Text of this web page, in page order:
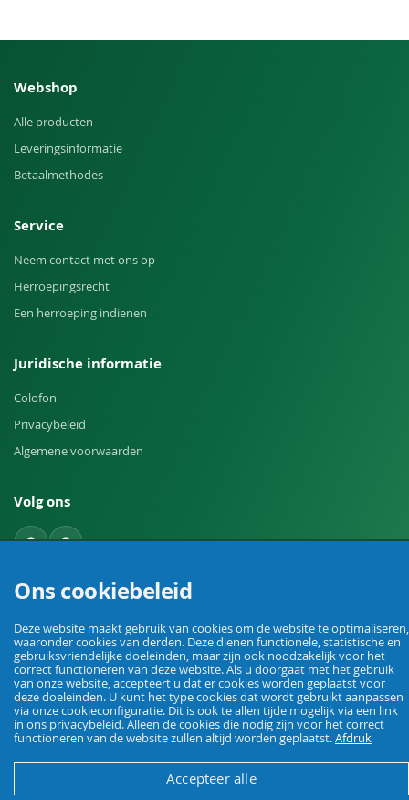
Webshop
Alle producten
Leveringsinformatie
Betaalmethodes
Service
Neem contact met ons op
Herroepingsrecht
Een herroeping indienen
Juridische informatie
Colofon
Privacybeleid
Algemene voorwaarden
Volg ons
Een herroeping indienen
Uw vakhandel voor landbouw, veehouderij, huis, erf en tuin.
© Agrarking. Alle rechten voorbehouden.
Ons cookiebeleid
Deze website maakt gebruik van cookies om de website te optimaliseren,
waaronder cookies van derden. Deze dienen functionele, statistische en
gebruiksvriendelijke doeleinden, maar zijn ook noodzakelijk voor het
correct functioneren van deze website. Als u doorgaat met het gebruik
van onze website, accepteert u dat er cookies worden geplaatst voor
deze doeleinden. U kunt het type cookies dat wordt gebruikt aanpassen
via onze cookieconfiguratie. Dit is ook te allen tijde mogelijk via een link
in ons privacybeleid. Alleen de cookies die nodig zijn voor het correct
functioneren van de website zullen altijd worden geplaatst.Afdruk
Accepteer alle